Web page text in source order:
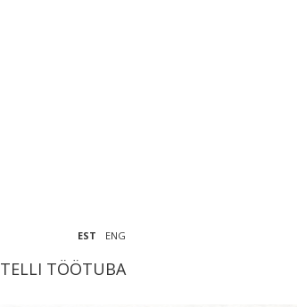
EST ENG
TELLI TÖÖTUBA